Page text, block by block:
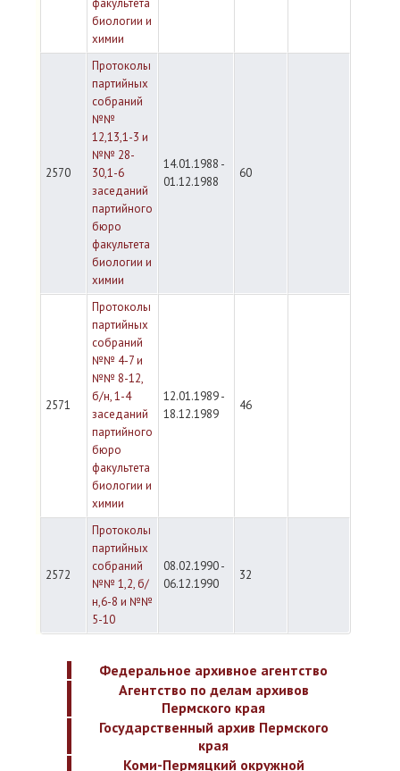
факультета
биологии и
химии
2570
Протоколы
партийных
собраний
№№
12,13,1-3 и
№№ 28-
30,1-6
заседаний
партийного
бюро
факультета
биологии и
химии
14.01.1988 -
01.12.1988
60
2571
Протоколы
партийных
собраний
№№ 4-7 и
№№ 8-12,
б/н, 1-4
заседаний
партийного
бюро
факультета
биологии и
химии
12.01.1989 -
18.12.1989
46
2572
Протоколы
партийных
собраний
№№ 1,2, б/
н,6-8 и №№
5-10
08.02.1990 -
06.12.1990
32
Федеральное архивное агентство
Агентство по делам архивов
Пермского края
Государственный архив Пермского
края
Коми-Пермяцкий окружной